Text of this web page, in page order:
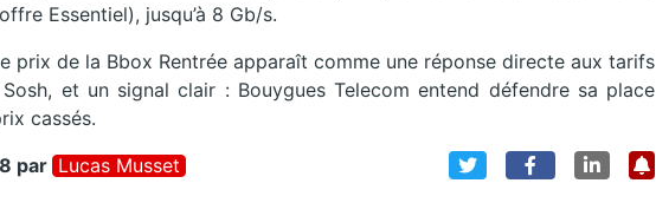
Essentiel), jusqu’à 8 Gb/s.
prix de la Bbox Rentrée apparaît comme une réponse directe aux tarifs
et un signal clair : Bouygues Telecom entend défendre sa place
cassés.
par Lucas Musset